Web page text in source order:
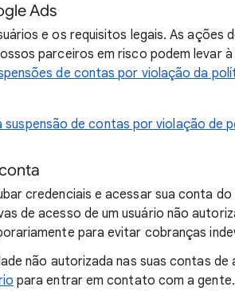
Ads
e os requisitos legais. As ações
parceiros em risco podem levar
de contas por violação da
de contas por violação de
credenciais e acessar sua conta do
de acesso de um usuário não
para evitar cobranças
não autorizada nas suas contas de
para entrar em contato com a